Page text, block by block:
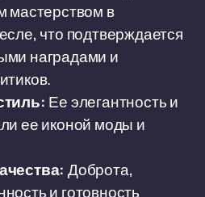
мастерством в
что подтверждается
наградами и
Ее элегантность и
ее иконой моды и
Доброта,
и готовность